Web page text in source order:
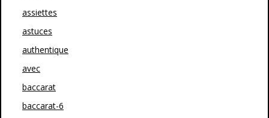
assiettes
astuces
authentique
avec
baccarat
baccarat-6